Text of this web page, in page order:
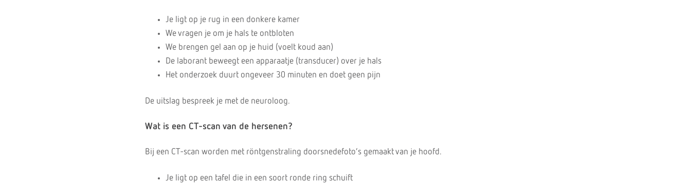
Je ligt op je rug in een donkere kamer
We vragen je om je hals te ontbloten
We brengen gel aan op je huid (voelt koud aan)
De laborant beweegt een apparaatje (transducer) over je hals
Het onderzoek duurt ongeveer 30 minuten en doet geen pijn
De uitslag bespreek je met de neuroloog.
Wat is een CT-scan van de hersenen?
Bij een CT-scan worden met röntgenstraling doorsnedefoto’s gemaakt van je hoofd.
Je ligt op een tafel die in een soort ronde ring schuift